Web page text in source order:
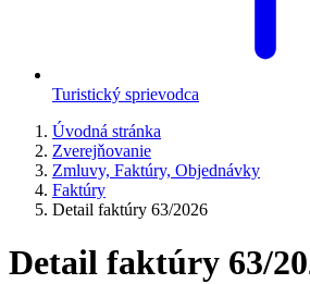
Turistický sprievodca
Úvodná stránka
Zverejňovanie
Zmluvy, Faktúry, Objednávky
Faktúry
Detail faktúry 63/2026
Detail faktúry 63/